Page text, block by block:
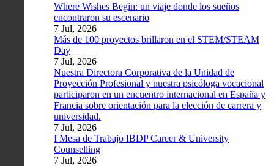
Where Wishes Begin: un viaje donde los sueños
encontraron su escenario
7 Jul, 2026
Más de 100 proyectos brillaron en el STEM/STEAM
Day
7 Jul, 2026
Nuestra Directora Corporativa de la Unidad de
Proyección Profesional y nuestra psicóloga vocacional
participaron en un encuentro internacional en España y
Francia sobre orientación para la elección de carrera y
universidad.
7 Jul, 2026
I Mesa de Trabajo IBDP Career & University
Counselling
7 Jul, 2026